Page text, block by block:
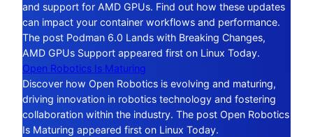
and support for AMD GPUs. Find out how these updates
can impact your container workflows and performance.
The post Podman 6.0 Lands with Breaking Changes,
AMD GPUs Support appeared first on Linux Today.
Open Robotics Is Maturing
Discover how Open Robotics is evolving and maturing,
driving innovation in robotics technology and fostering
collaboration within the industry. The post Open Robotics
Is Maturing appeared first on Linux Today.